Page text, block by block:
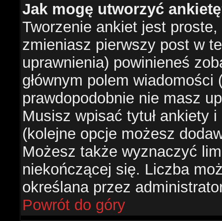
Jak mogę utworzyć
Tworzenie ankiet jest
zmieniasz pierwszy post w
uprawnienia) powinieneś
głównym polem
prawdopodobnie nie masz
Musisz wpisać tytuł ankiety
(kolejne opcje możesz
Możesz także wyznaczyć
niekończącej się. Liczba
określana przez
Powrót do góry